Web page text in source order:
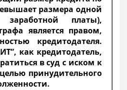
размера одной
заработной платы),
является правом,
кредитодателя.
как кредитодатель,
в суд с иском к
принудительного